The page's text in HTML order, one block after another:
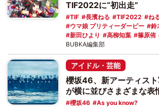
TIF2022に“初出走”
TIF 長濱ねる TIF2022
ね
ウマ娘 プリティーダービー
鈴
新田ひより
高柳知葉 篠原侑
BUBKA編集部
アイドル・芸能
櫻坂46、新アーティス
が横に並びさまざまな表
櫻坂46 As you know?